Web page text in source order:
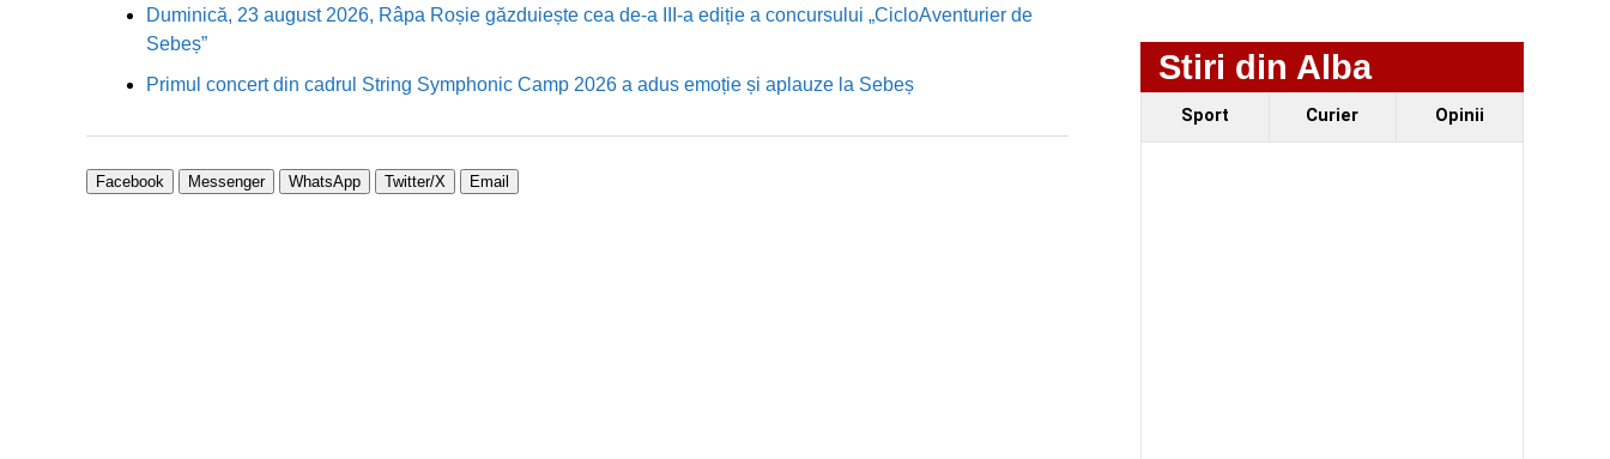
Duminică, 23 august 2026, Râpa Roșie găzduiește cea de-a III-a ediție a concursului „CicloAventurier de
Sebeș”
Primul concert din cadrul String Symphonic Camp 2026 a adus emoție și aplauze la Sebeș
Facebook Messenger WhatsApp Twitter/X Email
Stiri din Alba
Sport Curier Opinii